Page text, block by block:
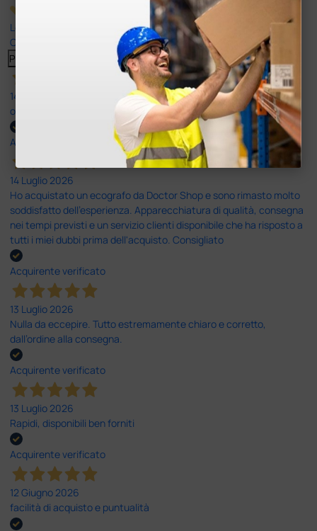
Le nostre recensioni a 4 e 5 stelle.
Clicca qui per leggerle tutte >
Precedente
Successivo
14 Luglio 2026
ottima
Acquirente verificato
14 Luglio 2026
Ho acquistato un ecografo da Doctor Shop e sono rimasto molto
soddisfatto dell'esperienza. Apparecchiatura di qualità, consegna
nei tempi previsti e un servizio clienti disponibile che ha risposto a
tutti i miei dubbi prima dell'acquisto. Consigliato
Acquirente verificato
13 Luglio 2026
Nulla da eccepire. Tutto estremamente chiaro e corretto,
dall’ordine alla consegna.
Acquirente verificato
13 Luglio 2026
Rapidi, disponibili ben forniti
Acquirente verificato
12 Giugno 2026
facilità di acquisto e puntualità